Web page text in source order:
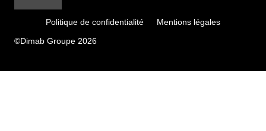
Politique de confidentialité
Mentions légales
©Dimab Groupe 2026